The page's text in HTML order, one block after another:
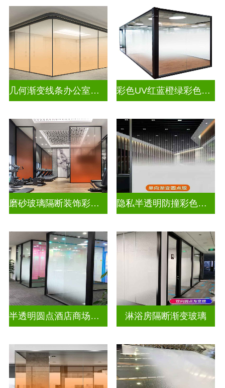
几何渐变线条办公室彩色渐变玻璃 彩色UV红蓝橙绿彩色渐变玻璃
磨砂玻璃隔断装饰彩色渐变玻璃 隐私半透明防撞彩色渐变玻璃
半透明圆点酒店商场渐变装饰玻璃 淋浴房隔断渐变玻璃